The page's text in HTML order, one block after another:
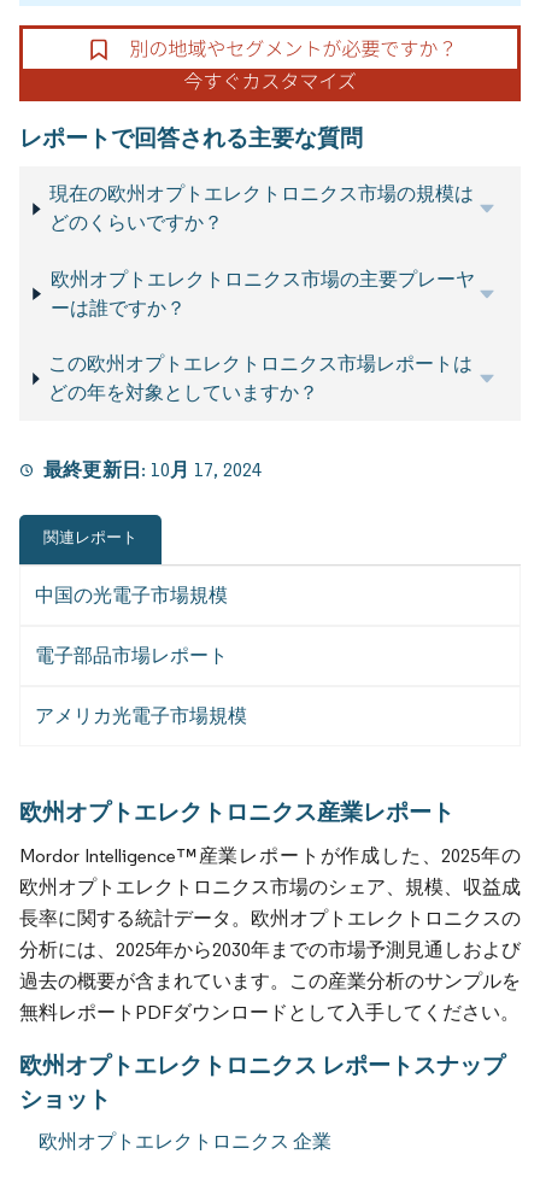
レポートで回答される主要な質問
現在の欧州オプトエレクトロニクス市場の規模は
どのくらいですか？
欧州オプトエレクトロニクス市場の主要プレーヤ
ーは誰ですか？
この欧州オプトエレクトロニクス市場レポートは
どの年を対象としていますか？
最終更新日: 10月 17, 2024
関連レポート
中国の光電子市場規模
電子部品市場レポート
アメリカ光電子市場規模
欧州オプトエレクトロニクス産業レポート
Mordor Intelligence™産業レポートが作成した、2025年の
欧州オプトエレクトロニクス市場のシェア、規模、収益成
長率に関する統計データ。欧州オプトエレクトロニクスの
分析には、2025年から2030年までの市場予測見通しおよび
過去の概要が含まれています。この産業分析のサンプルを
無料レポートPDFダウンロードとして入手してください。
欧州オプトエレクトロニクス レポートスナップ
ショット
欧州オプトエレクトロニクス 企業